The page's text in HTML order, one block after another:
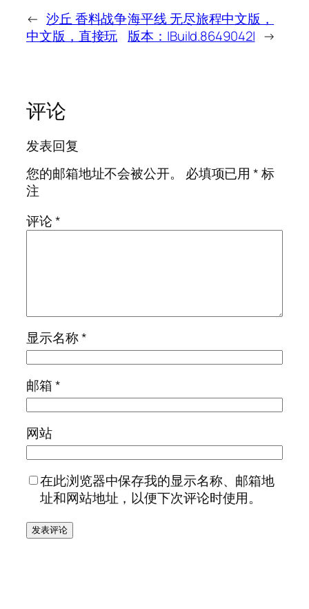
← 沙丘 香料战争
中文版，直接玩
海平线 无尽旅程中文版，
版本：|Build.8649042| →
评论
发表回复
您的邮箱地址不会被公开。
必填项已用*标
注
评论*
显示名称*
邮箱*
网站
在此浏览器中保存我的显示名称、邮箱地
址和网站地址，以便下次评论时使用。